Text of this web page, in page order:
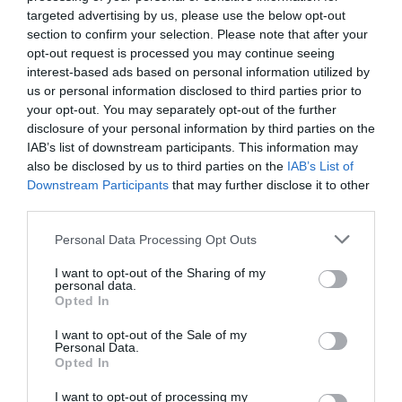
targeted advertising by us, please use the below opt-out
section to confirm your selection. Please note that after your
opt-out request is processed you may continue seeing
interest-based ads based on personal information utilized by
us or personal information disclosed to third parties prior to
your opt-out. You may separately opt-out of the further
disclosure of your personal information by third parties on the
IAB’s list of downstream participants. This information may
also be disclosed by us to third parties on the IAB’s List of
Downstream Participants that may further disclose it to other
Please note that this website/app uses one or more Google
not limited to your visit or usage behaviour. You may click to
grant or deny consent to Google and its third-party tags to
use your data for below specified purposes in below Google
consent section.
Personal Data Processing Opt Outs
I want to opt-out of the Sharing of my
personal data.
Opted In
I want to opt-out of the Sale of my
Personal Data.
Opted In
I want to opt-out of processing my